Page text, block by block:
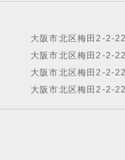
大阪市北区梅田2-2-
大阪市北区梅田2-2-
大阪市北区梅田2-2-
大阪市北区梅田2-2-